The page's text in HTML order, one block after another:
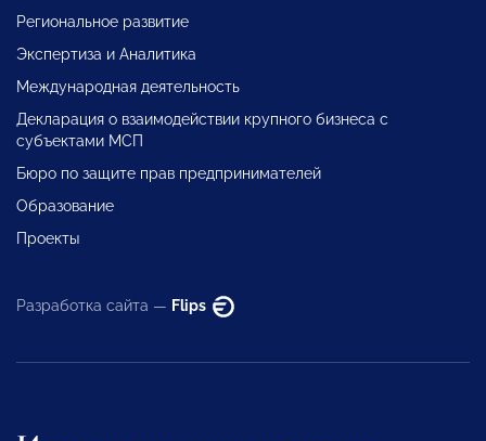
Региональное развитие
Экспертиза и Аналитика
Международная деятельность
Декларация о взаимодействии крупного бизнеса с
субъектами МСП
Бюро по защите прав предпринимателей
Образование
Проекты
Разработка сайта — Flips